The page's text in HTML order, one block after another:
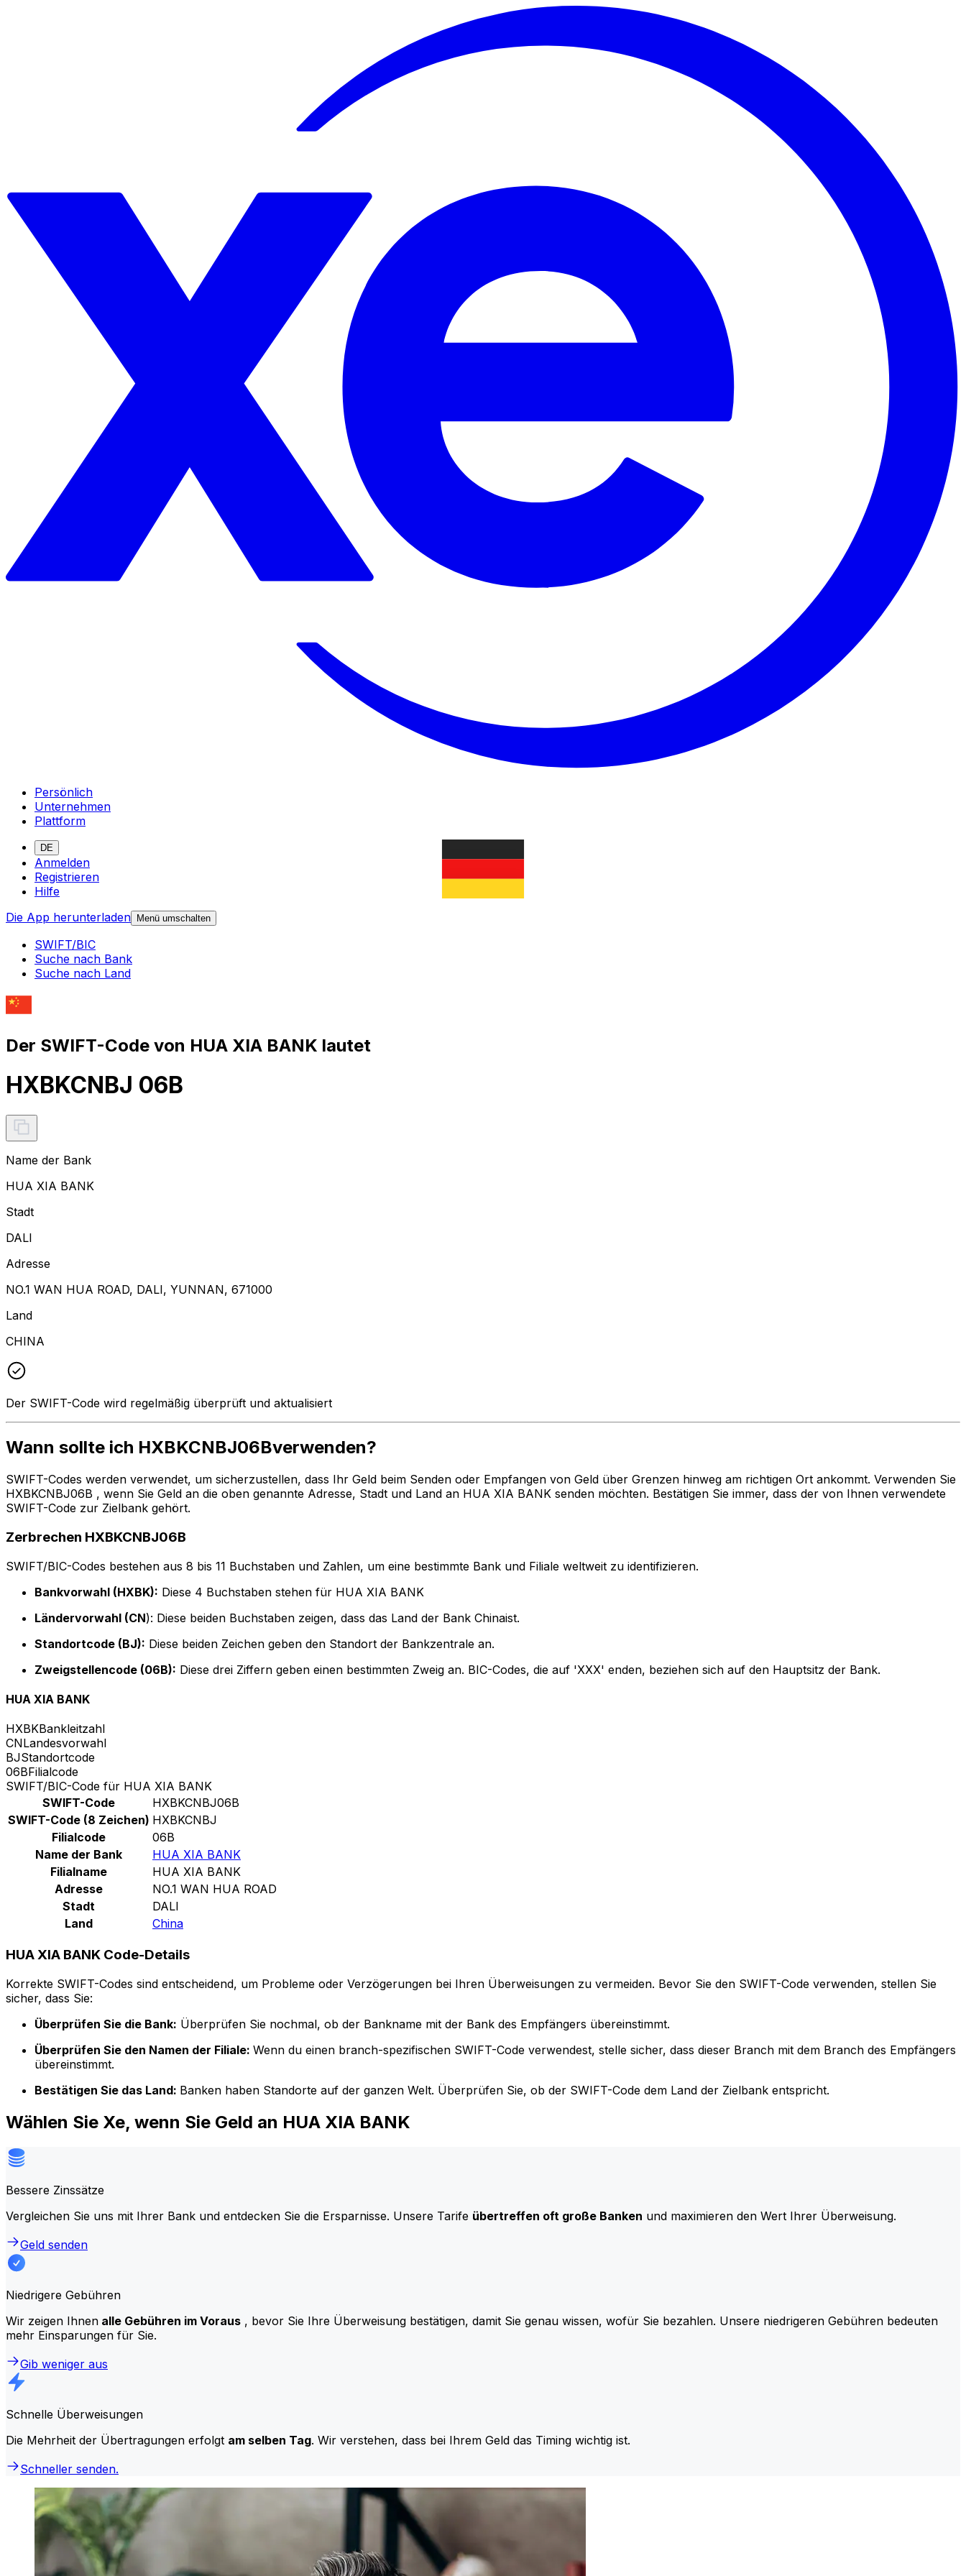
Persönlich
Unternehmen
Plattform
DE
Anmelden
Registrieren
Hilfe
Die App herunterladen Menü umschalten
SWIFT/BIC
Suche nach Bank
Suche nach Land
Der SWIFT-Code von HUA XIA BANK lautet
HXBKCNBJ 06B
Name der Bank
HUA XIA BANK
Stadt
DALI
Adresse
NO.1 WAN HUA ROAD, DALI, YUNNAN, 671000
Land
CHINA
Der SWIFT-Code wird regelmäßig überprüft und aktualisiert
Wann sollte ich HXBKCNBJ06Bverwenden?
SWIFT-Codes werden verwendet, um sicherzustellen, dass Ihr Geld beim Senden oder Empfangen von Geld über Grenzen hinweg am richtigen Ort ankommt. Verwenden Sie
HXBKCNBJ06B , wenn Sie Geld an die oben genannte Adresse, Stadt und Land an HUA XIA BANK senden möchten. Bestätigen Sie immer, dass der von Ihnen verwendete
SWIFT-Code zur Zielbank gehört.
Zerbrechen HXBKCNBJ06B
SWIFT/BIC-Codes bestehen aus 8 bis 11 Buchstaben und Zahlen, um eine bestimmte Bank und Filiale weltweit zu identifizieren.
Bankvorwahl (HXBK): Diese 4 Buchstaben stehen für HUA XIA BANK
Ländervorwahl (CN): Diese beiden Buchstaben zeigen, dass das Land der Bank Chinaist.
Standortcode (BJ): Diese beiden Zeichen geben den Standort der Bankzentrale an.
Zweigstellencode (06B): Diese drei Ziffern geben einen bestimmten Zweig an. BIC-Codes, die auf 'XXX' enden, beziehen sich auf den Hauptsitz der Bank.
HUA XIA BANK
HXBKBankleitzahl
CNLandesvorwahl
BJStandortcode
06BFilialcode
SWIFT/BIC-Code für HUA XIA BANK
SWIFT-Code
HXBKCNBJ06B
SWIFT-Code (8 Zeichen) HXBKCNBJ
Filialcode
06B
Name der Bank
HUA XIA BANK
Filialname
HUA XIA BANK
Adresse
NO.1 WAN HUA ROAD
Stadt
DALI
Land
China
HUA XIA BANK Code-Details
Korrekte SWIFT-Codes sind entscheidend, um Probleme oder Verzögerungen bei Ihren Überweisungen zu vermeiden. Bevor Sie den SWIFT-Code verwenden, stellen Sie
sicher, dass Sie:
Überprüfen Sie die Bank: Überprüfen Sie nochmal, ob der Bankname mit der Bank des Empfängers übereinstimmt.
Überprüfen Sie den Namen der Filiale: Wenn du einen branch-spezifischen SWIFT-Code verwendest, stelle sicher, dass dieser Branch mit dem Branch des Empfängers
übereinstimmt.
Bestätigen Sie das Land: Banken haben Standorte auf der ganzen Welt. Überprüfen Sie, ob der SWIFT-Code dem Land der Zielbank entspricht.
Wählen Sie Xe, wenn Sie Geld an HUA XIA BANK
Bessere Zinssätze
Vergleichen Sie uns mit Ihrer Bank und entdecken Sie die Ersparnisse. Unsere Tarife übertreffen oft große Banken und maximieren den Wert Ihrer Überweisung.
Geld senden
Niedrigere Gebühren
Wir zeigen Ihnen alle Gebühren im Voraus , bevor Sie Ihre Überweisung bestätigen, damit Sie genau wissen, wofür Sie bezahlen. Unsere niedrigeren Gebühren bedeuten
mehr Einsparungen für Sie.
Gib weniger aus
Schnelle Überweisungen
Die Mehrheit der Übertragungen erfolgt am selben Tag. Wir verstehen, dass bei Ihrem Geld das Timing wichtig ist.
Schneller senden.